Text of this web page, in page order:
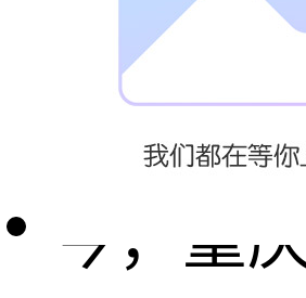
定”和“
否清晰”
今，重